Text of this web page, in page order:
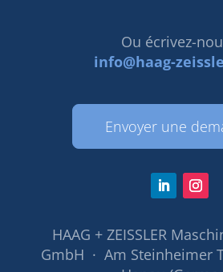
Ou écrivez-
info@haag-
Envoyer une
HAAG + ZEISSLER
GmbH · Am Steinheimer